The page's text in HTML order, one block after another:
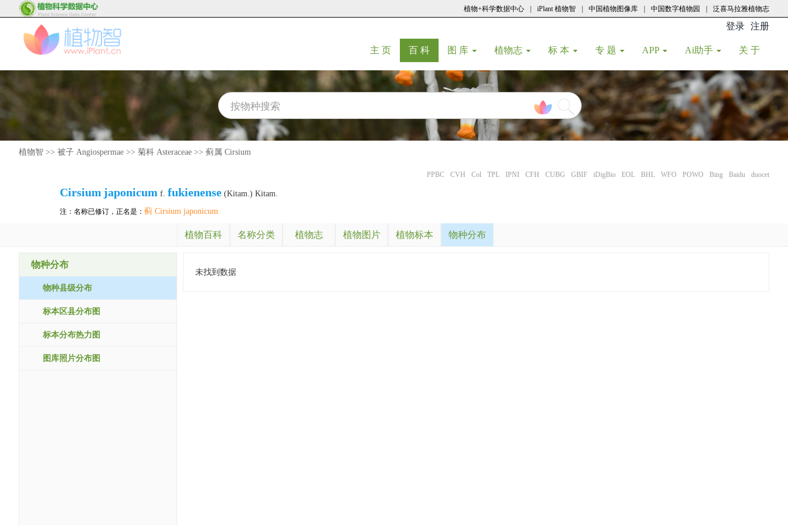
植物+科学数据中心 iPlant 植物智 中国植物图像库 中国数字植物园 泛喜马拉雅植物志
登录 注册
主 页(current)
百 科(current)
图 库 植物志 标 本 专 题 APP Ai助手 关 于
植物智 >> 被子 Angiospermae >> 菊科 Asteraceae >> 蓟属 Cirsium
PPBC CVH Col TPL IPNI CFH CUBG GBIF iDigBio EOL BHL WFO POWO Bing Baidu duocet
Cirsium japonicum f. fukienense (Kitam.) Kitam.
注：名称已修订，正名是： 蓟 Cirsium japonicum
植物百科 名称分类 植物志 植物图片 植物标本 物种分布
物种分布
物种县级分布
标本区县分布图
标本分布热力图
图库照片分布图
未找到数据